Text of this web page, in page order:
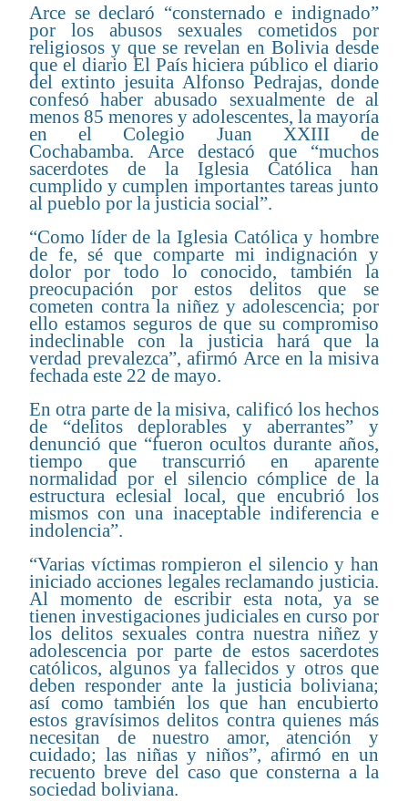
Arce se declaró “consternado e indignado”
por los abusos sexuales cometidos por
religiosos y que se revelan en Bolivia desde
que el diario El País hiciera público el diario
del extinto jesuita Alfonso Pedrajas, donde
confesó haber abusado sexualmente de al
menos 85 menores y adolescentes, la mayoría
en el Colegio Juan XXIII de
Cochabamba. Arce destacó que “muchos
sacerdotes de la Iglesia Católica han
cumplido y cumplen importantes tareas junto
al pueblo por la justicia social”.
“Como líder de la Iglesia Católica y hombre
de fe, sé que comparte mi indignación y
dolor por todo lo conocido, también la
preocupación por estos delitos que se
cometen contra la niñez y adolescencia; por
ello estamos seguros de que su compromiso
indeclinable con la justicia hará que la
verdad prevalezca”, afirmó Arce en la misiva
fechada este 22 de mayo.
En otra parte de la misiva, calificó los hechos
de “delitos deplorables y aberrantes” y
denunció que “fueron ocultos durante años,
tiempo que transcurrió en aparente
normalidad por el silencio cómplice de la
estructura eclesial local, que encubrió los
mismos con una inaceptable indiferencia e
indolencia”.
“Varias víctimas rompieron el silencio y han
iniciado acciones legales reclamando justicia.
Al momento de escribir esta nota, ya se
tienen investigaciones judiciales en curso por
los delitos sexuales contra nuestra niñez y
adolescencia por parte de estos sacerdotes
católicos, algunos ya fallecidos y otros que
deben responder ante la justicia boliviana;
así como también los que han encubierto
estos gravísimos delitos contra quienes más
necesitan de nuestro amor, atención y
cuidado; las niñas y niños”, afirmó en un
recuento breve del caso que consterna a la
sociedad boliviana.